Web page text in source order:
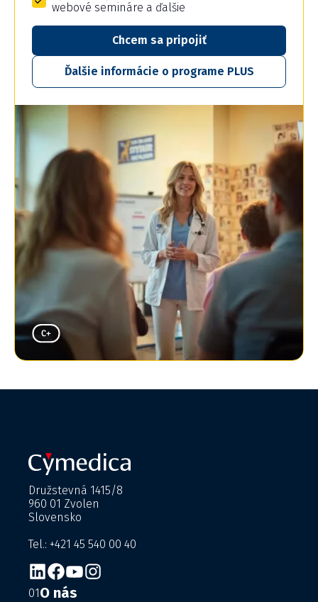
webové semináre a ďalšie
Chcem sa pripojiť
Ďalšie informácie o programe PLUS
Družstevná 1415/8
960 01 Zvolen
Slovensko
Tel.: +421 45 540 00 40
01O nás